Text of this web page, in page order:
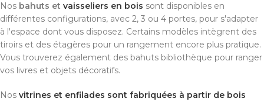
Nos bahuts et vaisseliers en bois sont disponibles en
différentes configurations, avec 2, 3 ou 4 portes, pour s'adapter
à l'espace dont vous disposez. Certains modèles intègrent des
tiroirs et des étagères pour un rangement encore plus pratique.
Vous trouverez également des bahuts bibliothèque pour ranger
vos livres et objets décoratifs.
Nos vitrines et enfilades sont fabriquées à partir de bois